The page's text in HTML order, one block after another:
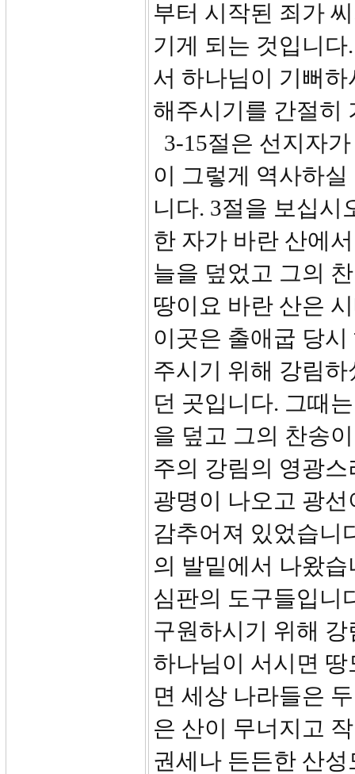
부터 시작된 죄가
기게 되는 것입니
서 하나님이 기뻐
해주시기를 간절히
3-15절은 선지자
이 그렇게 역사하
니다. 3절을 보십시
한 자가 바란 산에
늘을 덮었고 그의
땅이요 바란 산은
이곳은 출애굽 당
주시기 위해 강림
던 곳입니다. 그때
을 덮고 그의 찬송
주의 강림의 영광
광명이 나오고 광
감추어져 있었습니
의 발밑에서 나왔
심판의 도구들입니
구원하시기 위해
하나님이 서시면
면 세상 나라들은
은 산이 무너지고
권세나 든든한 산